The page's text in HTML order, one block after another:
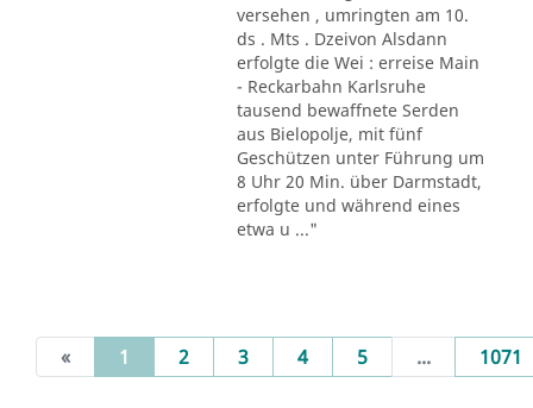
versehen , umringten am 10.
ds . Mts . Dzeivon Alsdann
erfolgte die Wei : erreise Main
- Reckarbahn Karlsruhe
tausend bewaffnete Serden
aus Bielopolje, mit fünf
Geschützen unter Führung um
8 Uhr 20 Min. über Darmstadt,
erfolgte und während eines
etwa u ..."
« 1 (current)
2 3 4 5 ... 1071